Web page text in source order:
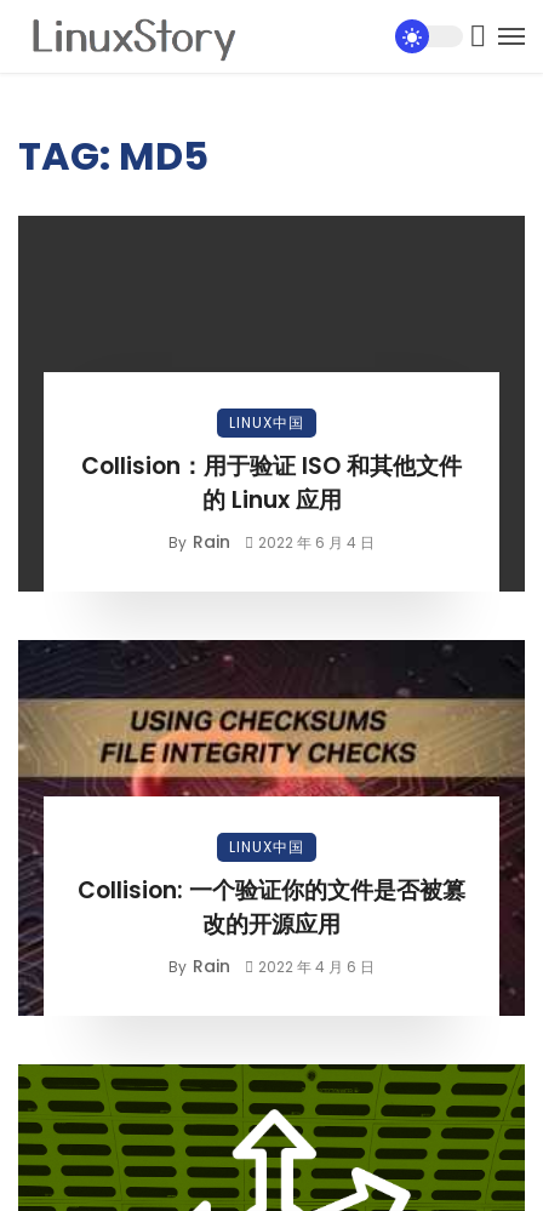
TAG: MD5
LINUX中国
Collision：用于验证 ISO 和其他文件
的 Linux 应用
By Rain 2022 年 6 月 4 日
LINUX中国
Collision: 一个验证你的文件是否被篡
改的开源应用
By Rain 2022 年 4 月 6 日